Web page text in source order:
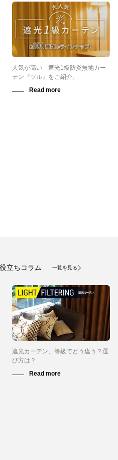
人気が高い「遮光1級防炎無地カー
テン『ツル』をご紹介。
立ちコラム 一覧を見る
遮光カーテン、等級でどう違う？選
び方は？